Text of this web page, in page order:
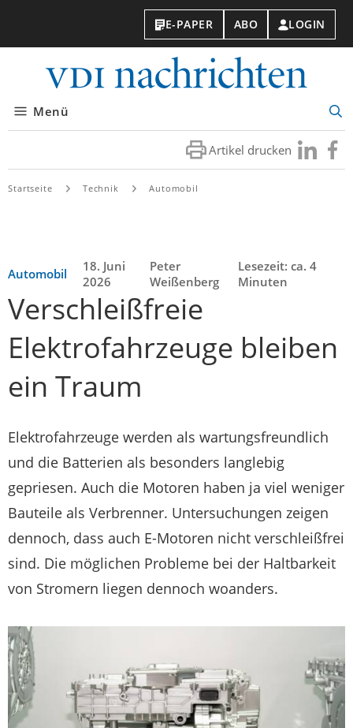
E-PAPER ABO LOGIN
Menü
Artikel drucken Besuchen
Sie
Sie
Startseite Technik Automobil
Automobil
18. Juni
2026
Peter
Weißenberg
Lesezeit: ca. 4
Minuten
Verschleißfreie
Elektrofahrzeuge bleiben
ein Traum
Elektrofahrzeuge werden als wartungsfreundlich
und die Batterien als besonders langlebig
gepriesen. Auch die Motoren haben ja viel weniger
Bauteile als Verbrenner. Untersuchungen zeigen
dennoch, dass auch E-Motoren nicht verschleißfrei
sind. Die möglichen Probleme bei der Haltbarkeit
von Stromern liegen dennoch woanders.